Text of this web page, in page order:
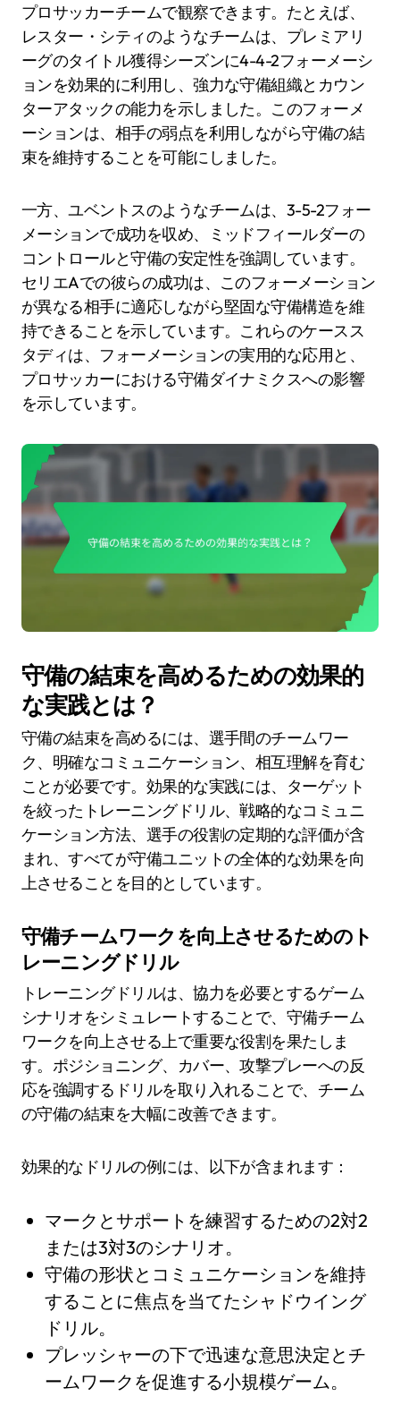
プロサッカーチームで観察できます。たとえば、
レスター・シティのようなチームは、プレミアリ
ーグのタイトル獲得シーズンに4-4-2フォーメーシ
ョンを効果的に利用し、強力な守備組織とカウン
ターアタックの能力を示しました。このフォーメ
ーションは、相手の弱点を利用しながら守備の結
束を維持することを可能にしました。
一方、ユベントスのようなチームは、3-5-2フォー
メーションで成功を収め、ミッドフィールダーの
コントロールと守備の安定性を強調しています。
セリエAでの彼らの成功は、このフォーメーション
が異なる相手に適応しながら堅固な守備構造を維
持できることを示しています。これらのケースス
タディは、フォーメーションの実用的な応用と、
プロサッカーにおける守備ダイナミクスへの影響
を示しています。
守備の結束を高めるための効果的
な実践とは？
守備の結束を高めるには、選手間のチームワー
ク、明確なコミュニケーション、相互理解を育む
ことが必要です。効果的な実践には、ターゲット
を絞ったトレーニングドリル、戦略的なコミュニ
ケーション方法、選手の役割の定期的な評価が含
まれ、すべてが守備ユニットの全体的な効果を向
上させることを目的としています。
守備チームワークを向上させるためのト
レーニングドリル
トレーニングドリルは、協力を必要とするゲーム
シナリオをシミュレートすることで、守備チーム
ワークを向上させる上で重要な役割を果たしま
す。ポジショニング、カバー、攻撃プレーへの反
応を強調するドリルを取り入れることで、チーム
の守備の結束を大幅に改善できます。
効果的なドリルの例には、以下が含まれます：
マークとサポートを練習するための2対2
または3対3のシナリオ。
守備の形状とコミュニケーションを維持
することに焦点を当てたシャドウイング
ドリル。
プレッシャーの下で迅速な意思決定とチ
ームワークを促進する小規模ゲーム。